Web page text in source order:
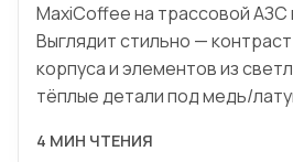
MaxiCoffee на трассовой
Выглядит стильно —
корпуса и элементов из
тёплые детали под медь/
4 МИН ЧТЕНИЯ